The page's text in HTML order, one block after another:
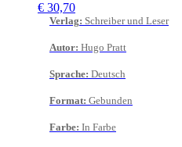
€ 30,70
Verlag: Schreiber und Leser
Autor: Hugo Pratt
Sprache: Deutsch
Format: Gebunden
Farbe: In Farbe